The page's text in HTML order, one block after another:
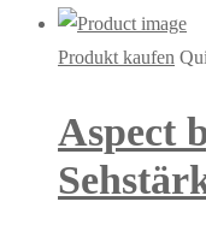
Produkt kaufen
Aspect